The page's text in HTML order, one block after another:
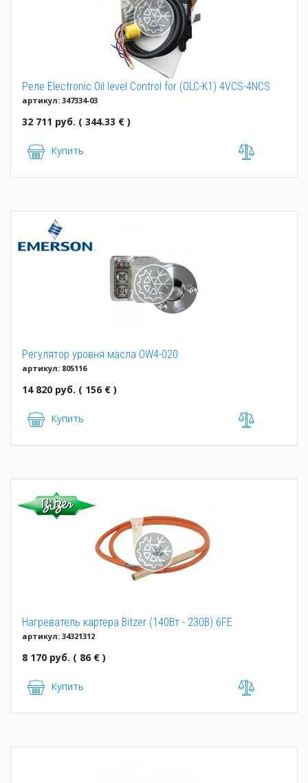
Реле Electronic Oil level Control for (OLC-K1) 4VCS-4NCS
артикул: 347334-03
32 711 руб. ( 344.33 € )
Купить
Регулятор уровня масла OW4-020
артикул: 805116
14 820 руб. ( 156 € )
Купить
Нагреватель картера Bitzer (140Вт - 230В) 6FE
артикул: 34321312
8 170 руб. ( 86 € )
Купить